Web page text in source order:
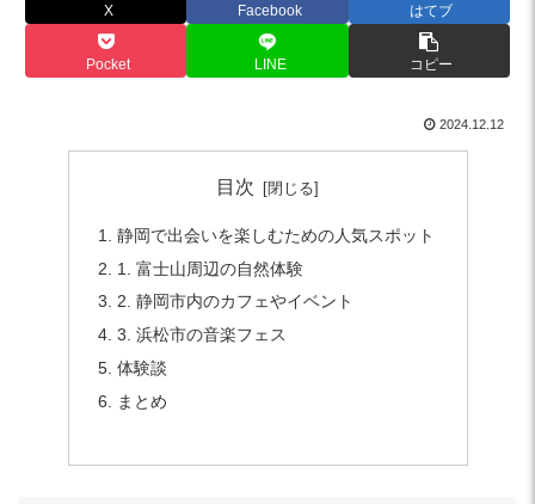
X Facebook はてブ
Pocket LINE コピー
2024.12.12
目次
静岡で出会いを楽しむための人気スポット
1. 富士山周辺の自然体験
2. 静岡市内のカフェやイベント
3. 浜松市の音楽フェス
体験談
まとめ